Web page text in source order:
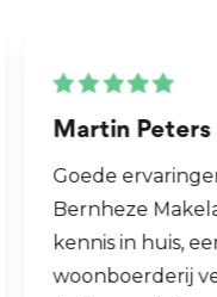
Martin Peters
Goede
Bernheze
kennis in huis,
woonboerderij